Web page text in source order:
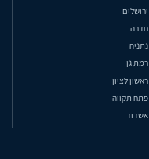
ירושלים
חדרה
נתניה
רמת גן
ראשון לציון
פתח תקווה
אשדוד